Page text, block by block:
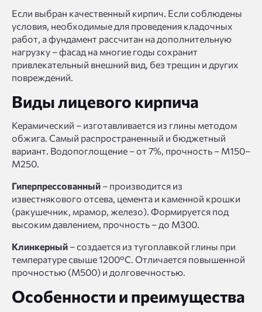
Если выбран качественный кирпич. Если соблюдены
условия, необходимые для проведения кладочных
работ, а фундамент рассчитан на дополнительную
нагрузку – фасад на многие годы сохранит
привлекательный внешний вид, без трещин и других
повреждений.
Виды лицевого кирпича
Керамический – изготавливается из глины методом
обжига. Самый распространенный и бюджетный
вариант. Водопоглощение – от 7%, прочность – М150–
М250.
Гиперпрессованный – производится из
известнякового отсева, цемента и каменной крошки
(ракушечник, мрамор, железо). Формируется под
высоким давлением, прочность – до М300.
Клинкерный – создается из тугоплавкой глины при
температуре свыше 1200°C. Отличается повышенной
прочностью (М500) и долговечностью.
Особенности и преимущества